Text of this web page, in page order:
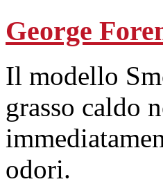
George
Il modello
grasso caldo
odori.